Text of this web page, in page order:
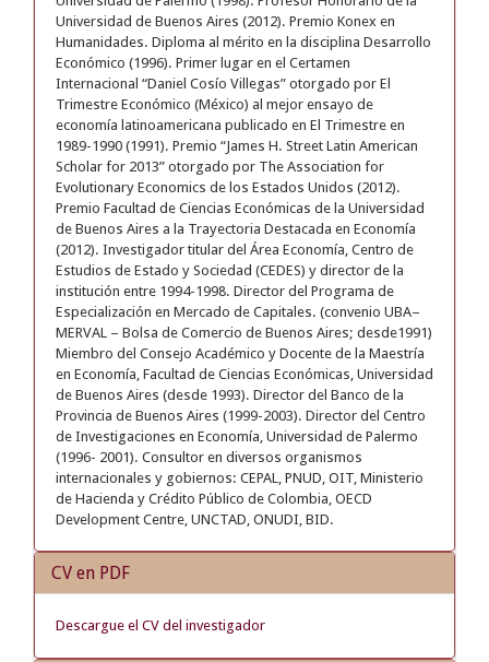
Universidad de Buenos Aires (2012). Premio Konex en
Humanidades. Diploma al mérito en la disciplina Desarrollo
Económico (1996). Primer lugar en el Certamen
Internacional “Daniel Cosío Villegas” otorgado por El
Trimestre Económico (México) al mejor ensayo de
economía latinoamericana publicado en El Trimestre en
1989-1990 (1991). Premio “James H. Street Latin American
Scholar for 2013” otorgado por The Association for
Evolutionary Economics de los Estados Unidos (2012).
Premio Facultad de Ciencias Económicas de la Universidad
de Buenos Aires a la Trayectoria Destacada en Economía
(2012). Investigador titular del Área Economía, Centro de
Estudios de Estado y Sociedad (CEDES) y director de la
institución entre 1994-1998. Director del Programa de
Especialización en Mercado de Capitales. (convenio UBA–
MERVAL – Bolsa de Comercio de Buenos Aires; desde1991)
Miembro del Consejo Académico y Docente de la Maestría
en Economía, Facultad de Ciencias Económicas, Universidad
de Buenos Aires (desde 1993). Director del Banco de la
Provincia de Buenos Aires (1999-2003). Director del Centro
de Investigaciones en Economía, Universidad de Palermo
(1996- 2001). Consultor en diversos organismos
internacionales y gobiernos: CEPAL, PNUD, OIT, Ministerio
de Hacienda y Crédito Público de Colombia, OECD
Development Centre, UNCTAD, ONUDI, BID.
CV en PDF
Descargue el CV del investigador